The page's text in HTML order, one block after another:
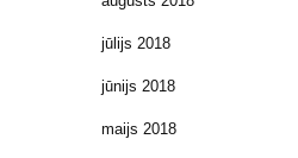
jūlijs 2018
jūnijs 2018
maijs 2018